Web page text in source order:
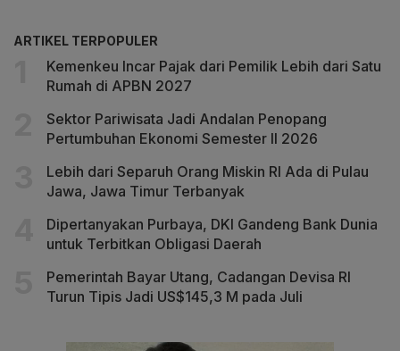
ARTIKEL TERPOPULER
Kemenkeu Incar Pajak dari Pemilik Lebih dari Satu
Rumah di APBN 2027
Sektor Pariwisata Jadi Andalan Penopang
Pertumbuhan Ekonomi Semester II 2026
Lebih dari Separuh Orang Miskin RI Ada di Pulau
Jawa, Jawa Timur Terbanyak
Dipertanyakan Purbaya, DKI Gandeng Bank Dunia
untuk Terbitkan Obligasi Daerah
Pemerintah Bayar Utang, Cadangan Devisa RI
Turun Tipis Jadi US$145,3 M pada Juli